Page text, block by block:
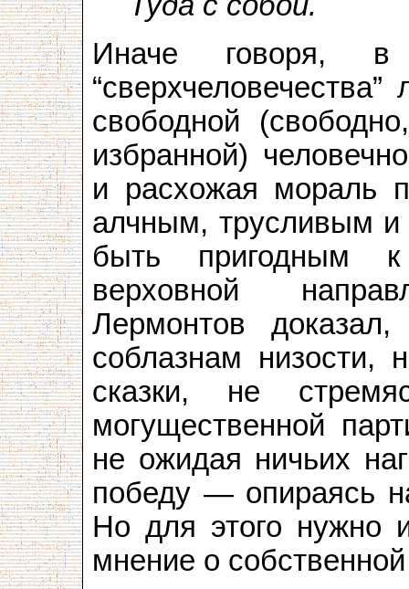
Иначе говоря, в
свободной
избранной)
и расхожая мораль
алчным, трусливым
быть пригодным
верховной
Лермонтов
соблазнам низости,
сказки, не
могущественной
не ожидая ничьих
победу — опираясь
Но для этого нужно
мнение о